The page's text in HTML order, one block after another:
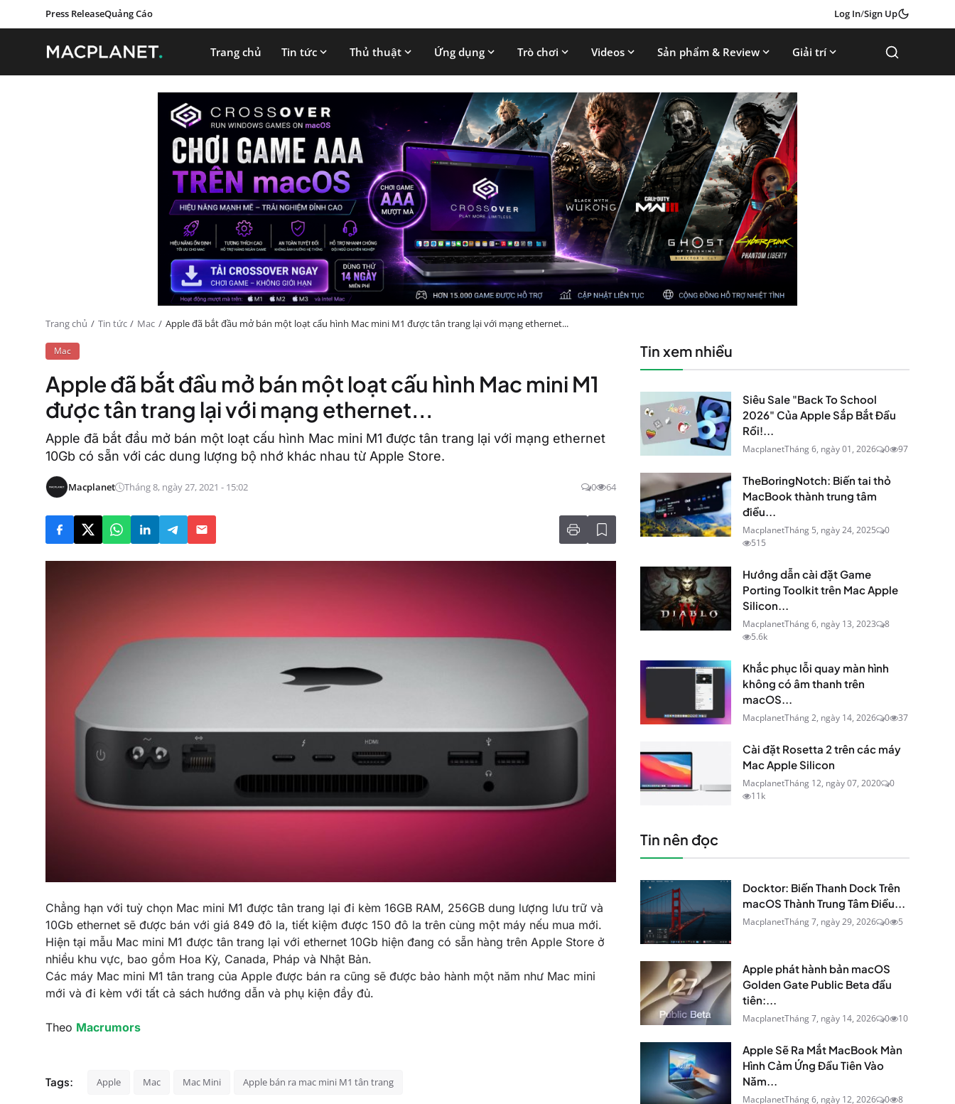
Press ReleaseQuảng Cáo Log In/Sign Up
Trang chủ Tin tức Thủ thuật Ứng dụng Trò chơi Videos Sản phẩm & Review Giải trí
Trang chủ Tin tức Mac Apple đã bắt đầu mở bán một loạt cấu hình Mac mini‌ M1 được tân trang lại với mạng ethernet...
Mac
Apple đã bắt đầu mở bán một loạt cấu hình Mac mini‌ M1
được tân trang lại với mạng ethernet...
Apple đã bắt đầu mở bán một loạt cấu hình Mac mini M1‌ được tân trang lại với mạng ethernet
10Gb có sẵn với các dung lượng bộ nhớ khác nhau từ Apple Store.
Macplanet Tháng 8, ngày 27, 2021 - 15:02 0 64
Chẳng hạn với tuỳ chọn‌ ‌Mac mini M1‌ được tân trang lại đi kèm 16GB RAM, 256GB dung lượng lưu trữ và
10Gb ethernet sẽ được bán với giá 849 đô la, tiết kiệm được 150 đô la trên cùng một máy nếu mua mới.
Hiện tại mẫu Mac mini ‌M1‌ được tân trang lại với ethernet 10Gb hiện đang có sẵn hàng trên Apple Store ở
nhiều khu vực, bao gồm Hoa Kỳ, Canada, Pháp và Nhật Bản.
Các máy Mac mini ‌‌M1‌‌ tân trang của Apple được bán ra cũng sẽ được bảo hành một năm như Mac mini‌
mới và đi kèm với tất cả sách hướng dẫn và phụ kiện đầy đủ.
Theo Macrumors
Tags: Apple Mac Mac Mini Apple bán ra mac mini M1 tân trang
Tin xem nhiều
Siêu Sale "Back To School
2026" Của Apple Sắp Bắt Đầu
Rồi!...
MacplanetTháng 6, ngày 01, 2026 0 97
TheBoringNotch: Biến tai thỏ
MacBook thành trung tâm
điều...
MacplanetTháng 5, ngày 24, 2025
0
515
Hướng dẫn cài đặt Game
Porting Toolkit trên Mac Apple
Silicon...
MacplanetTháng 6, ngày 13, 2023
8
5.6k
Khắc phục lỗi quay màn hình
không có âm thanh trên
macOS...
MacplanetTháng 2, ngày 14, 2026 0 37
Cài đặt Rosetta 2 trên các máy
Mac Apple Silicon
MacplanetTháng 12, ngày 07, 2020
0
11k
Tin nên đọc
Docktor: Biến Thanh Dock Trên
macOS Thành Trung Tâm Điều...
MacplanetTháng 7, ngày 29, 2026 0 5
Apple phát hành bản macOS
Golden Gate Public Beta đầu
tiên:...
MacplanetTháng 7, ngày 14, 2026 0 10
Apple Sẽ Ra Mắt MacBook Màn
Hình Cảm Ứng Đầu Tiên Vào
Năm...
MacplanetTháng 6, ngày 12, 2026 0 8